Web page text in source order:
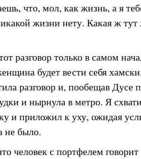
что, мол, как жизнь, а я
жизни нету. Какая ж тут
разговор только в самом
будет вести себя
разговор и, пообещав Дусе
и нырнула в метро. Я
и приложил к уху, ожидая
не было.
человек с портфелем